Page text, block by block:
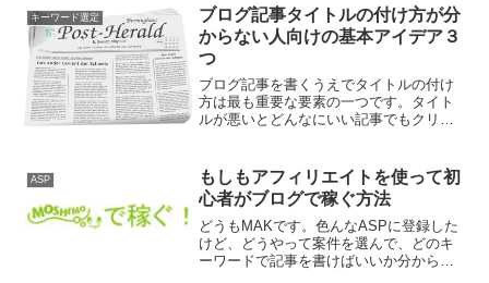
タンスでやっています。ただし、知って
おいても損はないので、ここ...
キーワード選定
ブログ記事タイトルの付け方が分
からない人向けの基本アイデア３
つ
ブログ記事を書くうえでタイトルの付け
方は最も重要な要素の一つです。タイト
ルが悪いとどんなにいい記事でもクリッ
似できるテンプレートを紹介します。
ASP
もしもアフィリエイトを使って初
心者がブログで稼ぐ方法
どうもMAKです。色んなASPに登録した
けど、どうやって案件を選んで、どのキ
ーワードで記事を書けばいいか分からな